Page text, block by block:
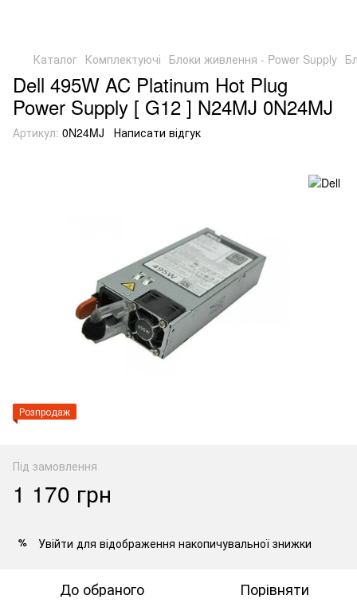
Каталог Комплектуючі Блоки живлення - Power Supply
Dell 495W AC Platinum Hot Plug
Power Supply [ G12 ] N24MJ 0N24MJ
Артикул: 0N24MJ Написати відгук
Розпродаж
Під замовлення
1 170 грн
% Увійти для відображення накопичувальної знижки
До обраного Порівняти